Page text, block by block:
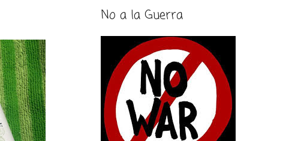
No a la Guerra